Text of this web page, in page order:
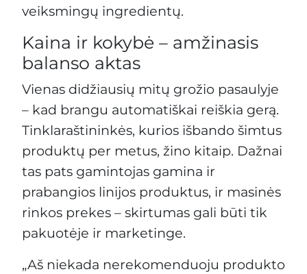
veiksmingų ingredientų.
Kaina ir kokybė – amžinasis
balanso aktas
Vienas didžiausių mitų grožio pasaulyje
– kad brangu automatiškai reiškia gerą.
Tinklaraštininkės, kurios išbando šimtus
produktų per metus, žino kitaip. Dažnai
tas pats gamintojas gamina ir
prabangios linijos produktus, ir masinės
rinkos prekes – skirtumas gali būti tik
pakuotėje ir marketinge.
„Aš niekada nerekomenduoju produkto